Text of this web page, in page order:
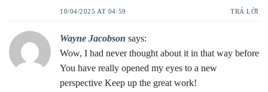
10/04/2025 AT 04:59 TRẢ LỜI
Wayne Jacobson says:
Wow, I had never thought about it in that way before
You have really opened my eyes to a new
perspective Keep up the great work!